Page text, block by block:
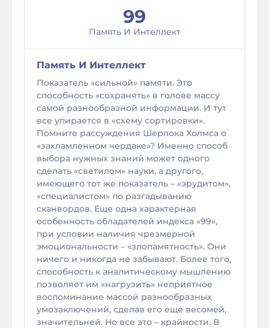
99
Память И Интеллект
Память И Интеллект
Показатель «сильной» памяти. Это
способность «сохранять» в голове массу
самой разнообразной информации. И тут
все упирается в «схему сортировки».
Помните рассуждения Шерлока Холмса о
«захламленном чердаке»? Именно способ
выбора нужных знаний может одного
сделать «светилом» науки, а другого,
имеющего тот же показатель – «эрудитом»,
«специалистом» по разгадыванию
сканвордов. Еще одна характерная
особенность обладателей индекса «99»,
при условии наличия чрезмерной
эмоциональности – «злопамятность». Они
ничего и никогда не забывают. Более того,
способность к аналитическому мышлению
позволяет им «нагрузить» неприятное
воспоминание массой разнообразных
умозаключений, сделав его еще весомей,
значительней. Но все это – крайности. В